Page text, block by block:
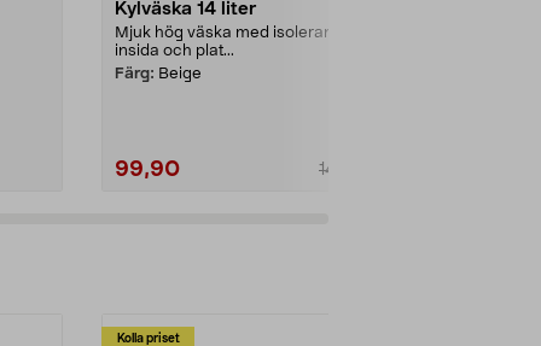
Kylväska 14 liter
Mjuk hög väska med isolerande
insida och plat...
Färg: Beige
99,90 149,90
Kolla priset